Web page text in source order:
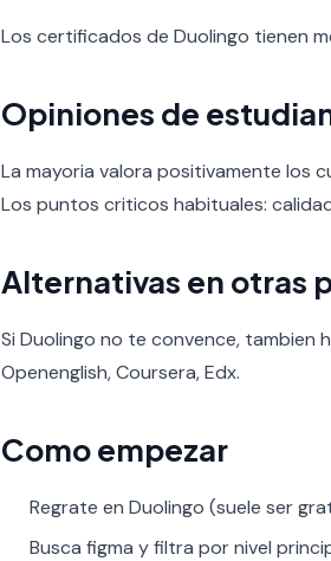
Los certificados de Duolingo tienen
Opiniones de
La mayoria valora positivamente los
Los puntos criticos habituales:
Alternativas en otras
Si Duolingo no te convence, tambien
Openenglish, Coursera, Edx.
Como empezar
Regrate en Duolingo (suele ser
Busca figma y filtra por nivel